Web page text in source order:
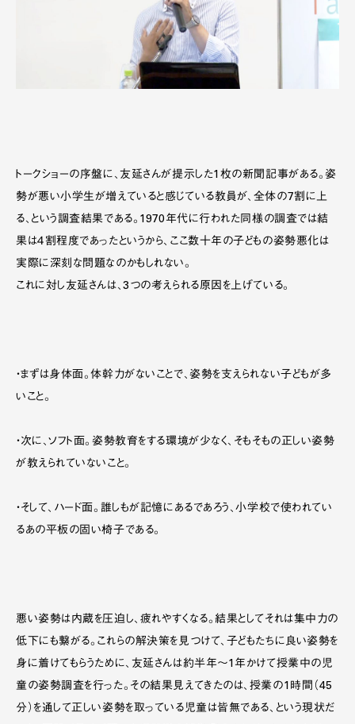
トークショーの序盤に、友延さんが提示した1枚の新聞記事がある。姿
勢が悪い小学生が増えていると感じている教員が、全体の7割に上
る、という調査結果である。1970年代に行われた同様の調査では結
果は４割程度であったというから、ここ数十年の子どもの姿勢悪化は
実際に深刻な問題なのかもしれない。
これに対し友延さんは、3つの考えられる原因を上げている。
・まずは身体面。体幹力がないことで、姿勢を支えられない子どもが多
いこと。
・次に、ソフト面。姿勢教育をする環境が少なく、そもそもの正しい姿勢
が教えられていないこと。
・そして、ハード面。誰しもが記憶にあるであろう、小学校で使われてい
るあの平板の固い椅子である。
悪い姿勢は内蔵を圧迫し、疲れやすくなる。結果としてそれは集中力の
低下にも繋がる。これらの解決策を見つけて、子どもたちに良い姿勢を
身に着けてもらうために、友延さんは約半年～1年かけて授業中の児
童の姿勢調査を行った。その結果見えてきたのは、授業の1時間（45
分）を通して正しい姿勢を取っている児童は皆無である、という現状だ